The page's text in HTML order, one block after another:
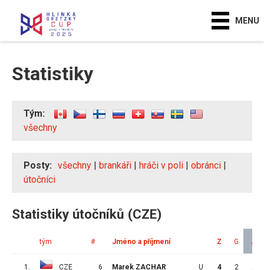
MENU
Statistiky
Tým:
všechny
Posty: všechny | brankáři | hráči v poli | obránci |
útočníci
Statistiky útočníků (CZE)
tým # Jméno a příjmení Z G A
1. CZE 6 Marek ZACHAR U 4 2 2